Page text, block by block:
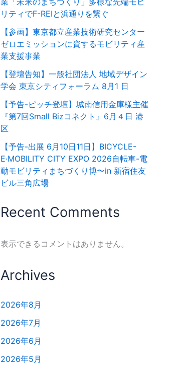
リティでF-REIと浜通りを繋ぐ
【参画】東京都立産業技術研究センター
ゼロエミッションに資するモビリティ産
業支援事業
【登壇告知】一般社団法人 地域デザイン
学会 東京シティフォーラム 8月1 日
【予告-ピッチ登壇】城南信用金庫様主催
『第7回Small Bizコネクト』6月４日 港
区
【予告-出展 6月10日11日】BICYCLE-
E·MOBILITY CITY EXPO 2026⾃転⾞-電
動モビリティまちづくり博〜in 新宿住友
ビル三⾓広場
Recent Comments
表示できるコメントはありません。
Archives
2026年8月
2026年7月
2026年6月
2026年5月